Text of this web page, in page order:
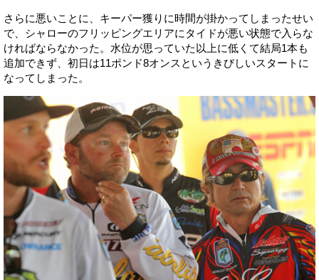
さらに悪いことに、キーパー獲りに時間が掛かってしまったせい
で、シャローのフリッピングエリアにタイドが悪い状態で入らな
ければならなかった。水位が思っていた以上に低くて結局1本も
追加できず、初日は11ポンド8オンスというきびしいスタートに
なってしまった。